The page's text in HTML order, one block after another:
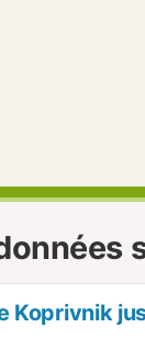
Koprivnik